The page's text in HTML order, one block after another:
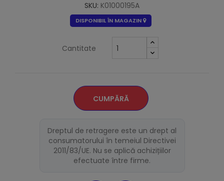
SKU: K01000195A
DISPONIBIL ÎN MAGAZIN
Cantitate
CUMPĂRĂ
Dreptul de retragere este un drept al
consumatorului în temeiul Directivei
2011/83/UE. Nu se aplică achizițiilor
efectuate între firme.